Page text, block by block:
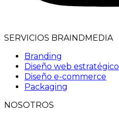
SERVICIOS BRAINDMEDIA
Branding
Diseño web estratégico
Diseño e-commerce
Packaging
NOSOTROS